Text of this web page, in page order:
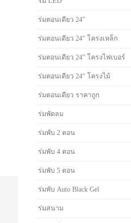
ร่มตอนเดียว 24"
ร่มตอนเดียว 24" โครงเหล็ก
ร่มตอนเดียว 24" โครงไฟเบอร์
ร่มตอนเดียว 24" โครงไม้
ร่มตอนเดียว ราคาถูก
ร่มพัดลม
ร่มพับ 2 ตอน
ร่มพับ 4 ตอน
ร่มพับ 5 ตอน
ร่มพับ Auto Black Gel
ร่มสนาม